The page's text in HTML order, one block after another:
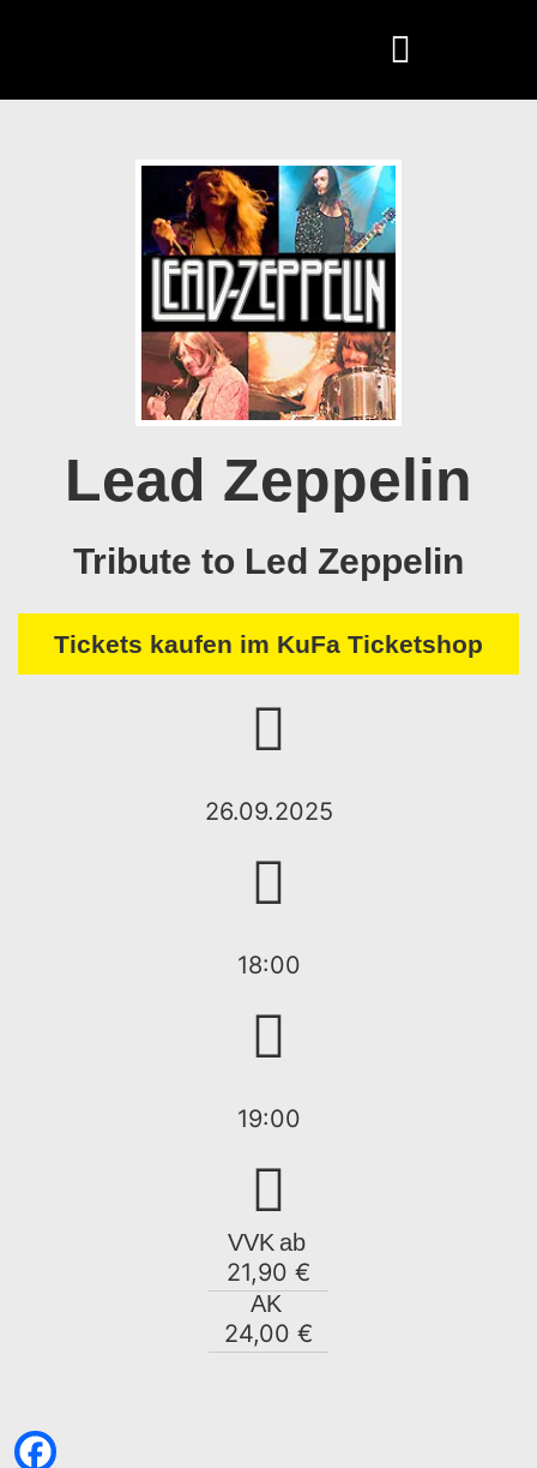
Lead Zeppelin
Tribute to Led Zeppelin
Tickets kaufen im KuFa Ticketshop
26.09.2025
18:00
19:00
VVK ab
21,90 €
AK
24,00 €